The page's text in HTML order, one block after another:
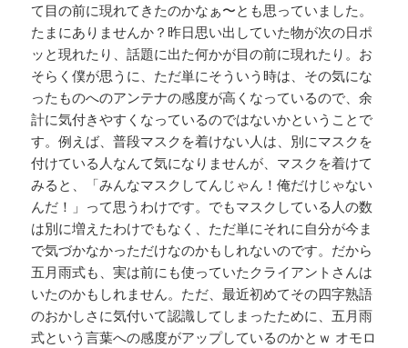
て目の前に現れてきたのかなぁ〜とも思っていました。
たまにありませんか？昨日思い出していた物が次の日ポ
ッと現れたり、話題に出た何かが目の前に現れたり。お
そらく僕が思うに、ただ単にそういう時は、その気にな
ったものへのアンテナの感度が高くなっているので、余
計に気付きやすくなっているのではないかということで
す。例えば、普段マスクを着けない人は、別にマスクを
付けている人なんて気になりませんが、マスクを着けて
みると、「みんなマスクしてんじゃん！俺だけじゃない
んだ！」って思うわけです。でもマスクしている人の数
は別に増えたわけでもなく、ただ単にそれに自分が今ま
で気づかなかっただけなのかもしれないのです。だから
五月雨式も、実は前にも使っていたクライアントさんは
いたのかもしれません。ただ、最近初めてその四字熟語
のおかしさに気付いて認識してしまったために、五月雨
式という言葉への感度がアップしているのかとｗ オモロ